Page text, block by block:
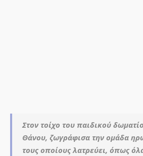
Στον τοίχο του παιδικού
Θάνου, ζωγράφισα την ομάδα
τους οποίους λατρεύει, όπως